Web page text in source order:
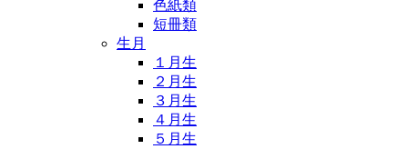
色紙類
短冊類
生月
１月生
２月生
３月生
４月生
５月生